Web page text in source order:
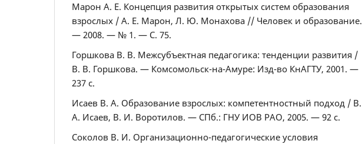
Марон А. Е. Концепция развития открытых систем образования
взрослых / А. Е. Марон, Л. Ю. Монахова // Человек и образование.
— 2008. — № 1. — С. 75.
Горшкова В. В. Межсубъектная педагогика: тенденции развития /
В. В. Горшкова. — Комсомольск-на-Амуре: Изд-во КнАГТУ, 2001. —
237 с.
Исаев В. А. Образование взрослых: компетентностный подход / В.
А. Исаев, В. И. Воротилов. — СПб.: ГНУ ИОВ РАО, 2005. — 92 с.
Соколов В. И. Организационно-педагогические условия